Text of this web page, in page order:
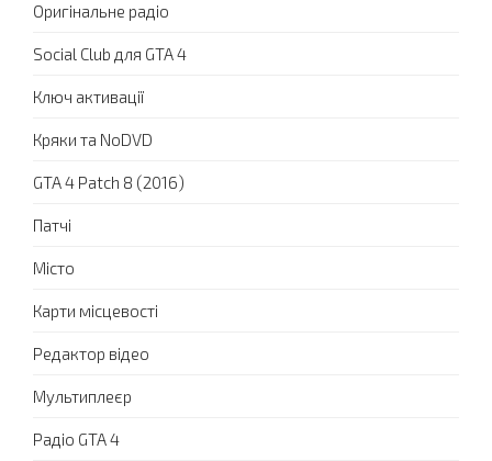
Оригінальне радіо
Social Club для GTA 4
Ключ активації
Кряки та NoDVD
GTA 4 Patch 8 (2016)
Патчі
Місто
Карти місцевості
Редактор відео
Мультиплеєр
Радіо GTA 4